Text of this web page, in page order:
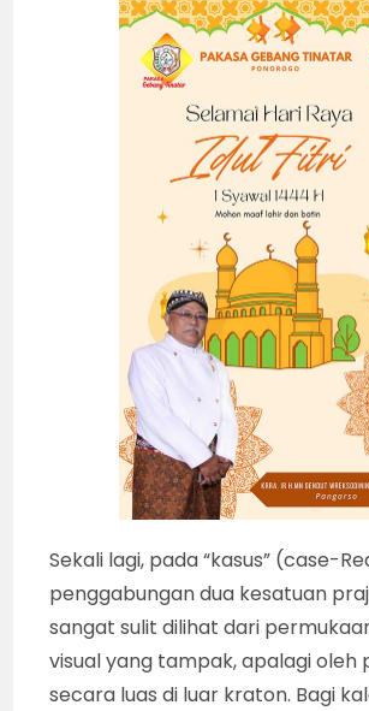
Sekali lagi, pada “kasus” (case-
penggabungan dua kesatuan
sangat sulit dilihat dari
visual yang tampak, apalagi oleh
secara luas di luar kraton. Bagi